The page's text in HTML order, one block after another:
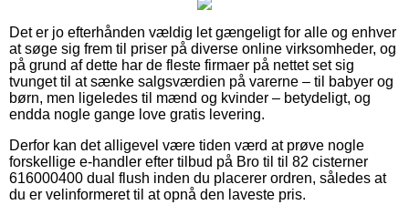
Det er jo efterhånden vældig let gængeligt for alle og enhver
at søge sig frem til priser på diverse online virksomheder, og
på grund af dette har de fleste firmaer på nettet set sig
tvunget til at sænke salgsværdien på varerne – til babyer og
børn, men ligeledes til mænd og kvinder – betydeligt, og
endda nogle gange love gratis levering.
Derfor kan det alligevel være tiden værd at prøve nogle
forskellige e-handler efter tilbud på Bro til til 82 cisterner
616000400 dual flush inden du placerer ordren, således at
du er velinformeret til at opnå den laveste pris.